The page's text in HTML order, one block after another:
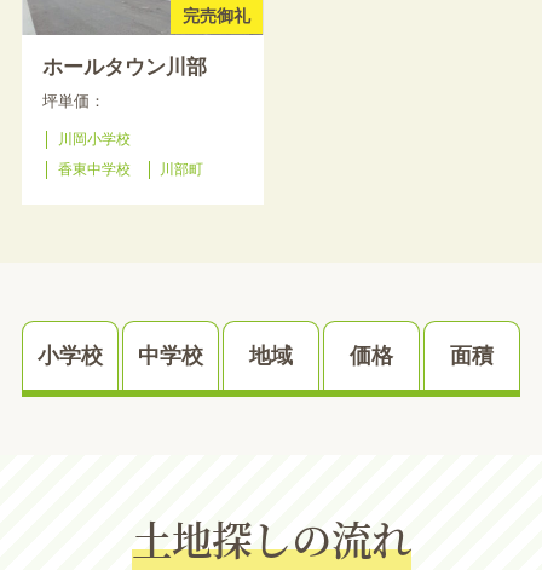
完売御礼
ホールタウン川部
坪単価：
川岡小学校
香東中学校
川部町
小学校 中学校 地域 価格 面積
土地探しの流れ